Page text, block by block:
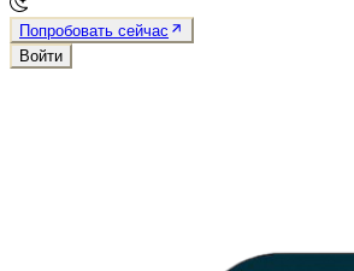
Попробовать сейчас
Войти